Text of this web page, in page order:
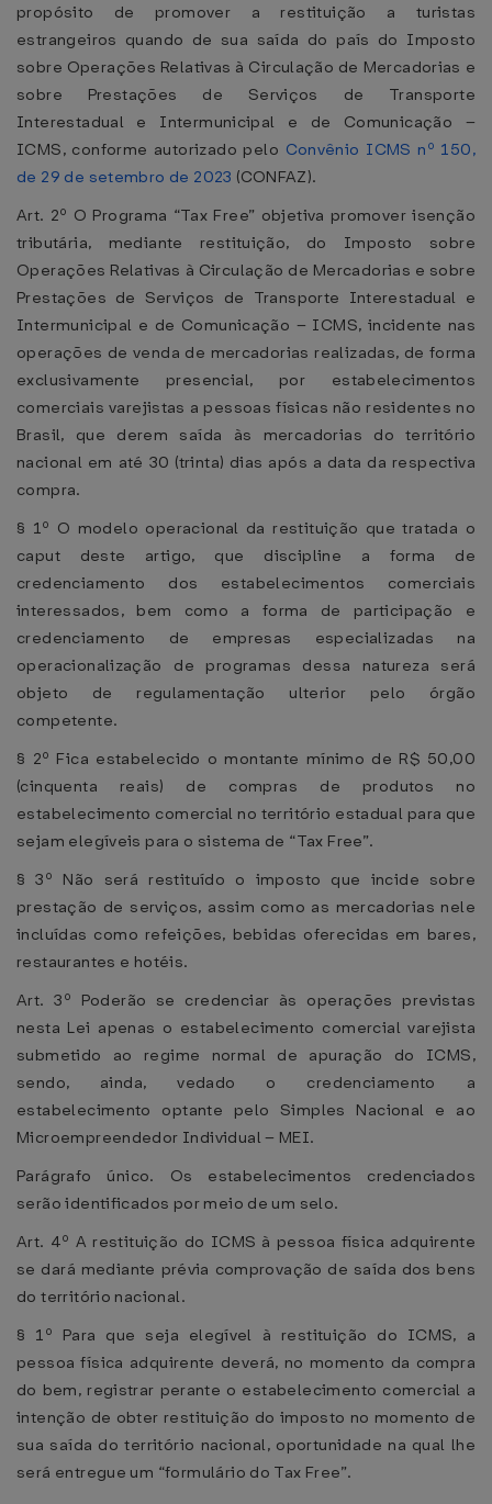
propósito de promover a restituição a turistas
estrangeiros quando de sua saída do país do Imposto
sobre Operações Relativas à Circulação de Mercadorias e
sobre Prestações de Serviços de Transporte
Interestadual e Intermunicipal e de Comunicação –
ICMS, conforme autorizado pelo Convênio ICMS nº 150,
de 29 de setembro de 2023 (CONFAZ).
Art. 2º O Programa “Tax Free” objetiva promover isenção
tributária, mediante restituição, do Imposto sobre
Operações Relativas à Circulação de Mercadorias e sobre
Prestações de Serviços de Transporte Interestadual e
Intermunicipal e de Comunicação – ICMS, incidente nas
operações de venda de mercadorias realizadas, de forma
exclusivamente presencial, por estabelecimentos
comerciais varejistas a pessoas físicas não residentes no
Brasil, que derem saída às mercadorias do território
nacional em até 30 (trinta) dias após a data da respectiva
compra.
§ 1º O modelo operacional da restituição que tratada o
caput deste artigo, que discipline a forma de
credenciamento dos estabelecimentos comerciais
interessados, bem como a forma de participação e
credenciamento de empresas especializadas na
operacionalização de programas dessa natureza será
objeto de regulamentação ulterior pelo órgão
competente.
§ 2º Fica estabelecido o montante mínimo de R$ 50,00
(cinquenta reais) de compras de produtos no
estabelecimento comercial no território estadual para que
sejam elegíveis para o sistema de “Tax Free”.
§ 3º Não será restituído o imposto que incide sobre
prestação de serviços, assim como as mercadorias nele
incluídas como refeições, bebidas oferecidas em bares,
restaurantes e hotéis.
Art. 3º Poderão se credenciar às operações previstas
nesta Lei apenas o estabelecimento comercial varejista
submetido ao regime normal de apuração do ICMS,
sendo, ainda, vedado o credenciamento a
estabelecimento optante pelo Simples Nacional e ao
Microempreendedor Individual – MEI.
Parágrafo único. Os estabelecimentos credenciados
serão identificados por meio de um selo.
Art. 4º A restituição do ICMS à pessoa física adquirente
se dará mediante prévia comprovação de saída dos bens
do território nacional.
§ 1º Para que seja elegível à restituição do ICMS, a
pessoa física adquirente deverá, no momento da compra
do bem, registrar perante o estabelecimento comercial a
intenção de obter restituição do imposto no momento de
sua saída do território nacional, oportunidade na qual lhe
será entregue um “formulário do Tax Free”.